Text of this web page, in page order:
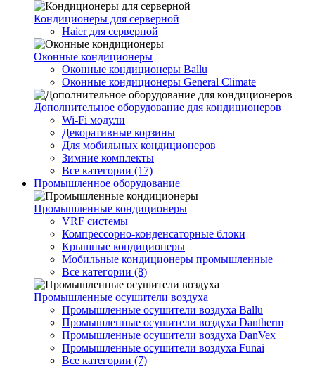
Кондиционеры для серверной
Haier для серверной
Оконные кондиционеры
Оконные кондиционеры Ballu
Оконные кондиционеры General Climate
Дополнительное оборудование для кондиционеров
Wi-Fi модули
Декоративные корзины
Для мобильных кондиционеров
Зимние комплекты
Все категории (17)
Промышленное оборудование
Промышленные кондиционеры
VRF системы
Компрессорно-конденсаторные блоки
Крышные кондиционеры
Мобильные кондиционеры промышленные
Все категории (8)
Промышленные осушители воздуха
Промышленные осушители воздуха Ballu
Промышленные осушители воздуха Dantherm
Промышленные осушители воздуха DanVex
Промышленные осушители воздуха Funai
Все категории (7)